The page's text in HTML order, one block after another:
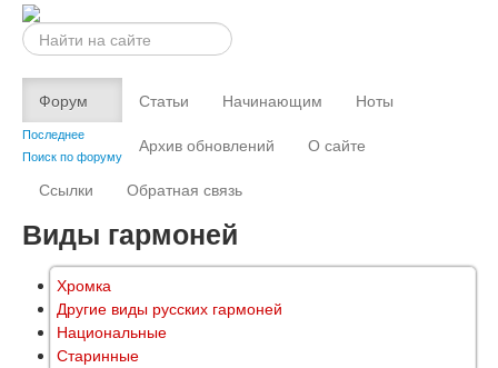
Искать...
Форум
Последнее
Поиск по форуму
Статьи Начинающим
Ноты
Архив обновлений
О сайте
Ссылки
Обратная связь
Виды гармоней
Хромка
Другие виды русских гармоней
Национальные
Старинные